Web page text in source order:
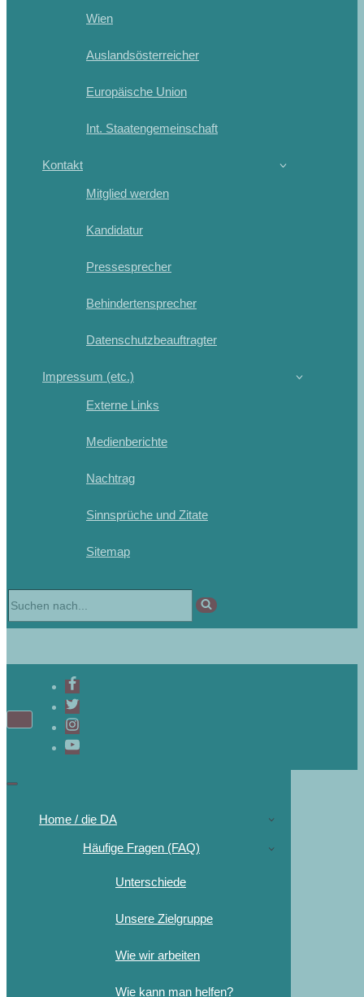
Wien
Auslandsösterreicher
Europäische Union
Int. Staatengemeinschaft
Kontakt
Mitglied werden
Kandidatur
Pressesprecher
Behindertensprecher
Datenschutzbeauftragter
Impressum (etc.)
Externe Links
Medienberichte
Nachtrag
Sinnsprüche und Zitate
Sitemap
Home / die DA
Häufige Fragen (FAQ)
Unterschiede
Unsere Zielgruppe
Wie wir arbeiten
Wie kann man helfen?